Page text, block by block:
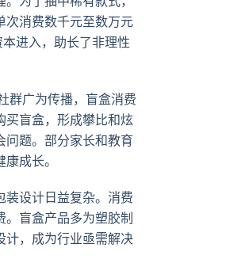
次消费数千元至数万元
进入，助长了非理性
群广为传播，盲盒消费
买盲盒，形成攀比和炫
题。部分家长和教育
成长。
设计日益复杂。消费
盲盒产品多为塑胶制
计，成为行业亟需解决